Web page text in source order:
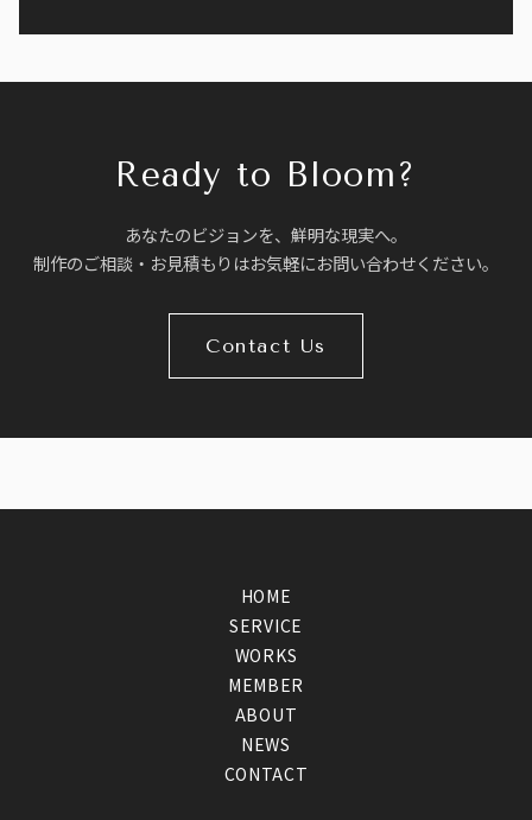
Ready to Bloom?
あなたのビジョンを、鮮明な現実へ。
制作のご相談・お見積もりはお気軽にお問い合わせください。
Contact Us
HOME
SERVICE
WORKS
MEMBER
ABOUT
NEWS
CONTACT